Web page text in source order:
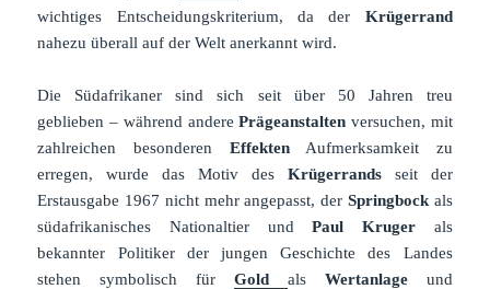
wichtiges Entscheidungskriterium, da der Krügerrand
nahezu überall auf der Welt anerkannt wird.
Die Südafrikaner sind sich seit über 50 Jahren treu
geblieben – während anderePrägeanstalten versuchen, mit
zahlreichen besonderen EffektenAufmerksamkeit zu
erregen, wurde das Motiv des Krügerrandsseit der
Erstausgabe 1967 nicht mehr angepasst, der Springbockals
südafrikanisches Nationaltier undPaul Krugerals
bekannter Politiker der jungen Geschichte des Landes
stehen symbolisch für Gold als Wertanlageund